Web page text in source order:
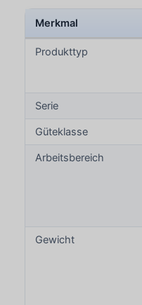
Merkmal
Produkttyp
Serie
Güteklasse
Arbeitsbereich
Gewicht